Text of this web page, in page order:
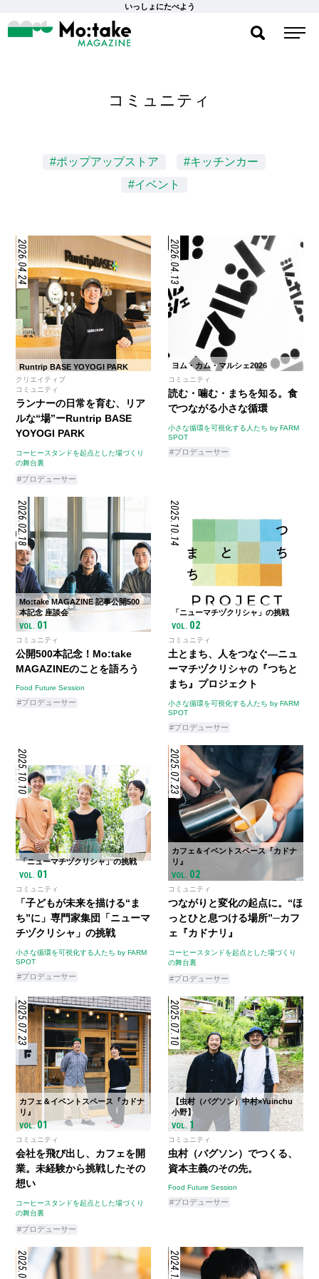
いっしょにたべよう
コミュニティ
#ポップアップストア
#キッチンカー
#イベント
2026.04.24
Runtrip BASE YOYOGI PARK
クリエイティブ
コミュニティ
ランナーの日常を育む、リア
ルな“場”ーRuntrip BASE
YOYOGI PARK
コーヒースタンドを起点とした場づくり
の舞台裏
#プロデューサー
2026.04.13
ヨム・カム・マルシェ2026
コミュニティ
読む・噛む・まちを知る。食
でつながる小さな循環
小さな循環を可視化する人たち by FARM
SPOT
#プロデューサー
2026.02.18
Mo:take MAGAZINE 記事公開500
本記念 座談会
VOL. 01
コミュニティ
公開500本記念！Mo:take
MAGAZINEのことを語ろう
Food Future Session
#プロデューサー
2025.10.14
「ニューマチヅクリシャ」の挑戦
VOL. 02
コミュニティ
土とまち、人をつなぐ—ニュ
ーマチヅクリシャの『つちと
まち』プロジェクト
小さな循環を可視化する人たち by FARM
SPOT
#プロデューサー
2025.10.10
「ニューマチヅクリシャ」の挑戦
VOL. 01
コミュニティ
「子どもが未来を描ける“ま
ち”に」専門家集団「ニューマ
チヅクリシャ」の挑戦
小さな循環を可視化する人たち by FARM
SPOT
#プロデューサー
2025.07.23
カフェ＆イベントスペース『カドナ
リ』
VOL. 02
コミュニティ
つながりと変化の起点に。“ほ
っとひと息つける場所”─カフ
ェ『カドナリ』
コーヒースタンドを起点とした場づくり
の舞台裏
#プロデューサー
2025.07.23
カフェ＆イベントスペース『カドナ
リ』
VOL.01
コミュニティ
会社を飛び出し、カフェを開
業。未経験から挑戦したその
想い
コーヒースタンドを起点とした場づくり
の舞台裏
#プロデューサー
2025.07.10
【虫村（バグソン）中村×Yuinchu
小野】
VOL.1
コミュニティ
虫村（バグソン）でつくる、
資本主義のその先。
Food Future Session
#プロデューサー